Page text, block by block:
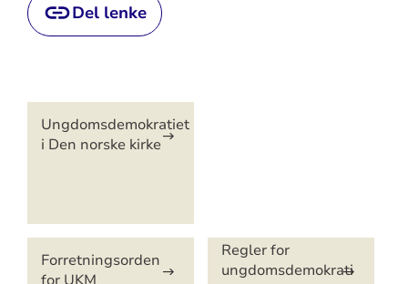
Del lenke
Artikkelsnarveger
Ungdomsdemokratiet
i Den norske kirke
Forretningsorden
Regler for
ungdomsdemokrati